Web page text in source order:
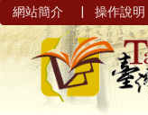
網站簡介 | 操作說明